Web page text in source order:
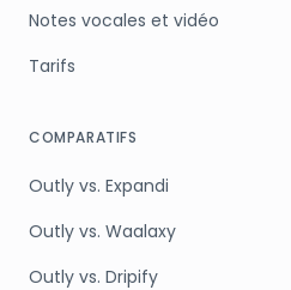
Notes vocales et vidéo
Tarifs
COMPARATIFS
Outly vs. Expandi
Outly vs. Waalaxy
Outly vs. Dripify